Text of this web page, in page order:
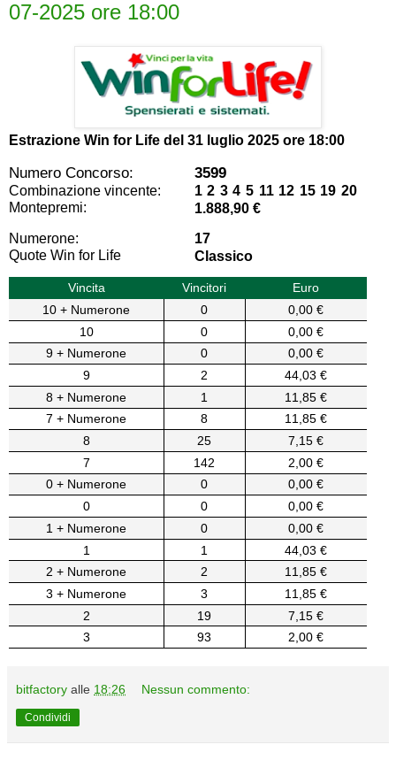
07-2025 ore 18:00
Estrazione Win for Life del 31 luglio 2025 ore 18:00
Numero Concorso: 3599
Combinazione vincente:
1 2 3 4 5 11 12 15 19 20
Montepremi:
1.888,90 €
Numerone:
17
Quote Win for Life
Classico
Vincita Vincitori
Euro
10 + Numerone
0
0,00 €
10
0
0,00 €
9 + Numerone
0
0,00 €
9
2
44,03 €
8 + Numerone
1
11,85 €
7 + Numerone
8
11,85 €
8
25
7,15 €
7
142
2,00 €
0 + Numerone
0
0,00 €
0
0
0,00 €
1 + Numerone
0
0,00 €
1
1
44,03 €
2 + Numerone
2
11,85 €
3 + Numerone
3
11,85 €
2
19
7,15 €
3
93 2,00 €
bitfactory alle 18:26 Nessun commento:
Condividi